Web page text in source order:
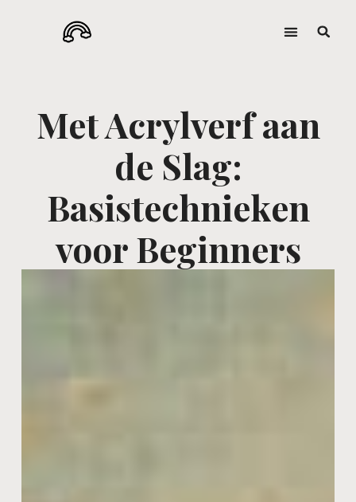
Met Acrylverf aan
de Slag:
Basistechnieken
voor Beginners